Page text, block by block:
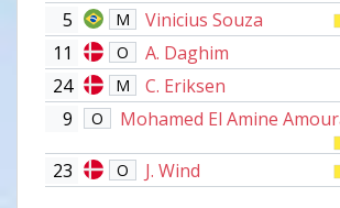
5 M Vinicius Souza
11 O A. Daghim
24 M C. Eriksen
9 O Mohamed El Amine
23 O J. Wind